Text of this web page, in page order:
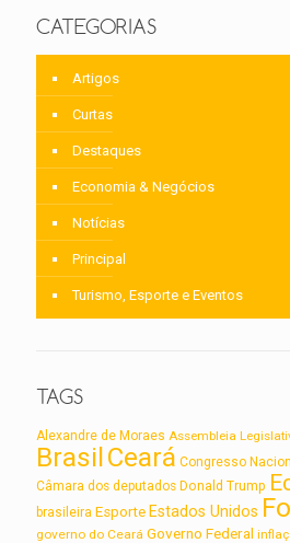
CATEGORIAS
Artigos
Curtas
Destaques
Economia & Negócios
Notícias
Principal
Turismo, Esporte e Eventos
TAGS
Alexandre de Moraes Assembleia
BrasilCeará Congresso
Câmara dos deputados Donald Trump
brasileira Esporte Estados Unidos
governo do Ceará Governo Federal